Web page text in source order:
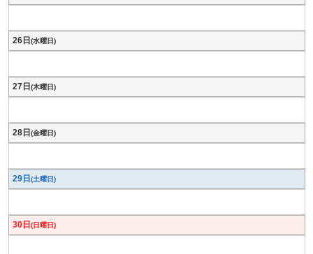
26日 (水曜日)
27日 (木曜日)
28日 (金曜日)
29日 (土曜日)
30日 (日曜日)